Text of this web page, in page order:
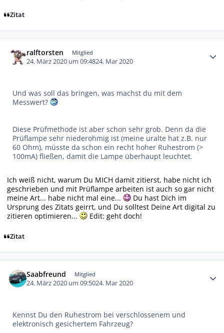
Zitat
ralftorsten Mitglied
24. März 2020 um 09:4824. Mar 2020
Und was soll das bringen, was machst du mit dem
Messwert?
Diese Prüfmethode ist aber schon sehr grob. Denn da die
Prüflampe sehr niederohmig ist (meine uralte hat z.B. nur
60 Ohm), müsste da schon ein recht hoher Ruhestrom (>
100mA) fließen, damit die Lampe überhaupt leuchtet.
Ich weiß nicht, warum Du MICH damit zitierst, habe nicht ich
geschrieben und mit Prüflampe arbeiten ist auch so gar nicht
meine Art... habe nicht mal eine...
Du hast Dich im
Ursprung des Zitats geirrt, und Du solltest Deine Art digital zu
zitieren optimieren...
Edit: geht doch!
Zitat
Saabfreund Mitglied
24. März 2020 um 09:5024. Mar 2020
Kennst Du den Ruhestrom bei verschlossenem und
elektronisch gesichertem Fahrzeug?